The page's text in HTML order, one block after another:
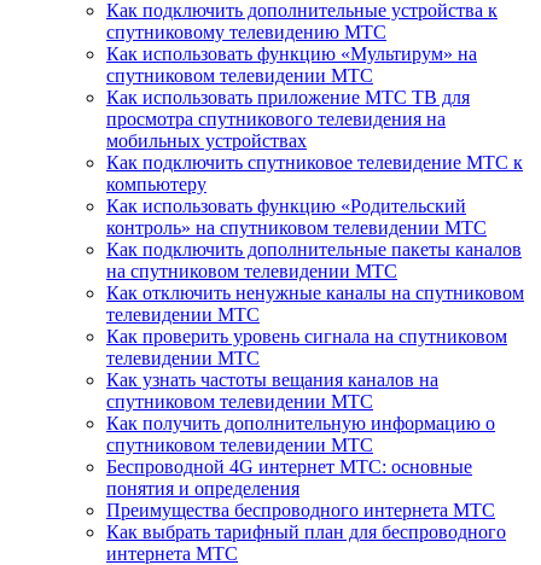
Как подключить дополнительные устройства к
спутниковому телевидению МТС
Как использовать функцию «Мультирум» на
спутниковом телевидении МТС
Как использовать приложение МТС ТВ для
просмотра спутникового телевидения на
мобильных устройствах
Как подключить спутниковое телевидение МТС к
компьютеру
Как использовать функцию «Родительский
контроль» на спутниковом телевидении МТС
Как подключить дополнительные пакеты каналов
на спутниковом телевидении МТС
Как отключить ненужные каналы на спутниковом
телевидении МТС
Как проверить уровень сигнала на спутниковом
телевидении МТС
Как узнать частоты вещания каналов на
спутниковом телевидении МТС
Как получить дополнительную информацию о
спутниковом телевидении МТС
Беспроводной 4G интернет МТС: основные
понятия и определения
Преимущества беспроводного интернета МТС
Как выбрать тарифный план для беспроводного
интернета МТС